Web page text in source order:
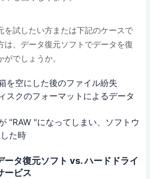
を試したい方または下記のケースで
は、データ復元ソフトでデータを復
でしょうか。
を空にした後のファイル紛失
スクのフォーマットによるデータ
"RAW "になってしまい、ソフトウ
た時
ータ復元ソフト vs. ハードドライ
ービス